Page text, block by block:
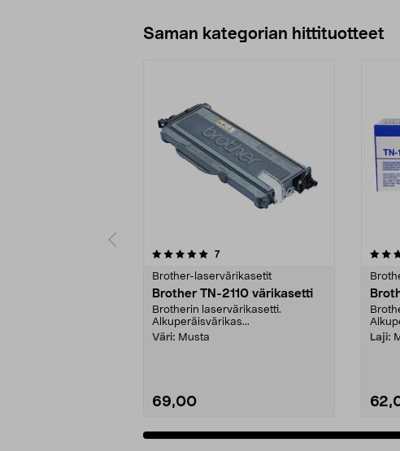
Saman kategorian hittituotteet
7arvostelut
Brother-laservärikasetit
Brother TN-2110 värikasetti
Brotherin laservärikasetti.
Alkuperäisvärikas...
Väri: Musta
69,00
4.5 viidestä
Laji: